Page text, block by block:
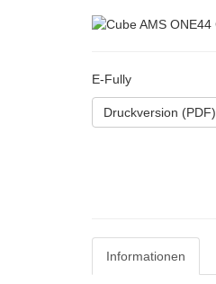
E-Fully
Druckversion (PDF)
Informationen